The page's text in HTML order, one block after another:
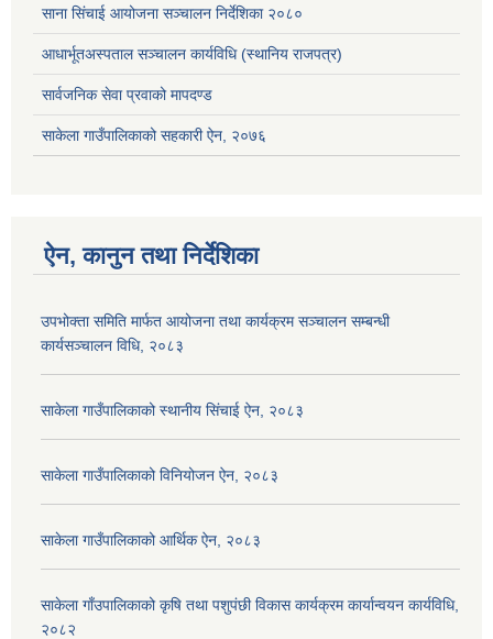
साना सिंचाई आयोजना सञ्चालन निर्देशिका २०८०
आधार्भूतअस्पताल सञ्चालन कार्यविधि (स्थानिय राजपत्र)
सार्वजनिक सेवा प्रवाको मापदण्ड
साकेला गाउँपालिकाको सहकारी ऐन, २०७६
ऐन, कानुन तथा निर्देशिका
उपभोक्ता समिति मार्फत आयोजना तथा कार्यक्रम सञ्चालन सम्बन्धी
कार्यसञ्चालन विधि, २०८३
साकेला गाउँपालिकाको स्थानीय सिंचाई ऐन, २०८३
साकेला गाउँपालिकाको विनियोजन ऐन, २०८३
साकेला गाउँपालिकाको आर्थिक ऐन, २०८३
साकेला गाँउपालिकाको कृषि तथा पशुपंछी विकास कार्यक्रम कार्यान्वयन कार्यविधि,
२०८२